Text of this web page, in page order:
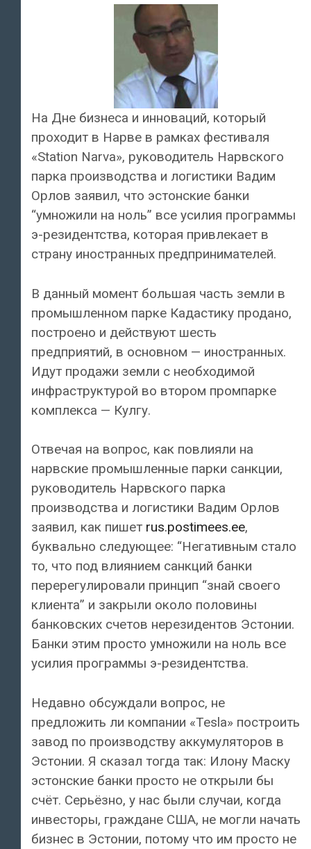
На Дне бизнеса и инноваций, который
проходит в Нарве в рамках фестиваля
«Station Narva», руководитель Нарвского
парка производства и логистики Вадим
Орлов заявил, что эстонские банки
“умножили на ноль” все усилия программы
э-резидентства, которая привлекает в
страну иностранных предпринимателей.
В данный момент большая часть земли в
промышленном парке Кадастику продано,
построено и действуют шесть
предприятий, в основном — иностранных.
Идут продажи земли с необходимой
инфраструктурой во втором промпарке
комплекса — Кулгу.
Отвечая на вопрос, как повлияли на
нарвские промышленные парки санкции,
руководитель Нарвского парка
производства и логистики Вадим Орлов
заявил, как пишет rus.postimees.ee,
буквально следующее: “Негативным стало
то, что под влиянием санкций банки
перерегулировали принцип “знай своего
клиента” и закрыли около половины
банковских счетов нерезидентов Эстонии.
Банки этим просто умножили на ноль все
усилия программы э-резидентства.
Недавно обсуждали вопрос, не
предложить ли компании «Tesla» построить
завод по производству аккумуляторов в
Эстонии. Я сказал тогда так: Илону Маску
эстонские банки просто не открыли бы
счёт. Серьёзно, у нас были случаи, когда
инвесторы, граждане США, не могли начать
бизнес в Эстонии, потому что им просто не